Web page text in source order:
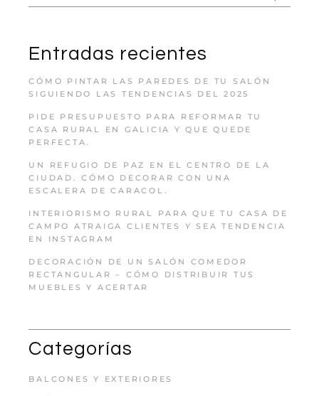
Entradas recientes
CÓMO PINTAR LAS PAREDES DE TU SALÓN
SIGUIENDO LAS TENDENCIAS DEL 2025
PIDE PRESUPUESTO PARA REFORMAR TU
CASA RURAL EN GALICIA Y QUE QUEDE
PERFECTA.
UN REFUGIO DE PAZ EN EL CENTRO DE LA
CIUDAD. CÓMO DECORAR CON UNA
ESCALERA DE CARACOL.
INTERIORISMO RURAL PARA QUE TU CASA DE
CAMPO ATRAIGA CLIENTES Y SEA TENDENCIA
EN INSTAGRAM
DECORACIÓN DE UN SALÓN COMEDOR
RECTANGULAR – CÓMO DISTRIBUIR TUS
MUEBLES Y ACERTAR
Categorías
BALCONES Y EXTERIORES